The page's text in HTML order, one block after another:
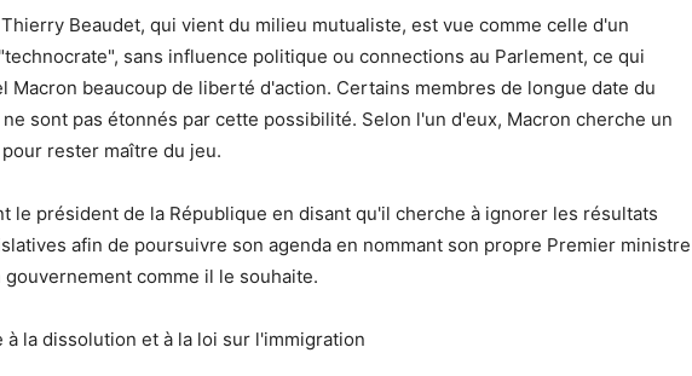
Beaudet, qui vient du milieu mutualiste, est vue comme celle d'un
sans influence politique ou connections au Parlement, ce qui
Macron beaucoup de liberté d'action. Certains membres de longue date du
sont pas étonnés par cette possibilité. Selon l'un d'eux, Macron cherche un
rester maître du jeu.
le président de la République en disant qu'il cherche à ignorer les résultats
afin de poursuivre son agenda en nommant son propre Premier ministre
comme il le souhaite.
à la dissolution et à la loi sur l'immigration